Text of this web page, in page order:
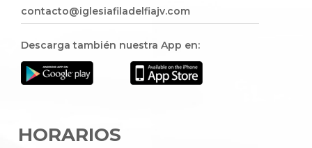
contacto@iglesiafiladelfiajv.com
Descarga también nuestra App en:
HORARIOS